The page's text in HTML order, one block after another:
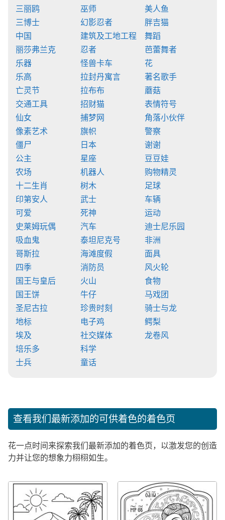
三丽鸥
三博士
中国
丽莎弗兰克
乐器
乐高
亡灵节
交通工具
仙女
像素艺术
僵尸
公主
农场
十二生肖
印第安人
可爱
史莱姆玩偶
吸血鬼
哥斯拉
四季
国王与皇后
国王饼
圣尼古拉
地标
埃及
培乐多
士兵
巫师
幻影忍者
建筑及工地工程
忍者
怪兽卡车
拉封丹寓言
拉布布
招财猫
捕梦网
旗帜
日本
星座
机器人
树木
武士
死神
汽车
泰坦尼克号
海滩度假
消防员
火山
牛仔
珍贵时刻
电子鸡
社交媒体
科学
童话
美人鱼
胖吉猫
舞蹈
芭蕾舞者
花
著名歌手
蘑菇
表情符号
角落小伙伴
警察
谢谢
豆豆娃
购物精灵
足球
车辆
运动
迪士尼乐园
非洲
面具
风火轮
食物
马戏团
骑士与龙
鳄梨
龙卷风
查看我们最新添加的可供着色的着色页
花一点时间来探索我们最新添加的着色页，以激发您的创造
力并让您的想象力栩栩如生。